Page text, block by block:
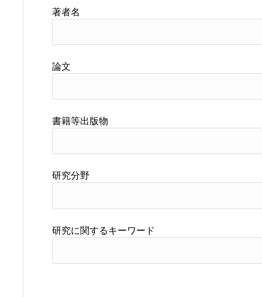
著者名
論文
書籍等出版物
研究分野
研究に関するキーワード